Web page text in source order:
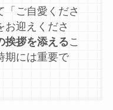
「ご自愛くださ
お迎えくださ
挨拶を添えるこ
期には重要で